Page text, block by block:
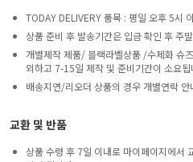
TODAY DELIVERY 품목 : 평일 오후 5시
상품 준비 후 발송기간은 입금 확인 후 주
개별제작 제품/ 블랙라벨상품 /수제화 슈
외하고 7-15일 제작 및 준비기간이 소요됩
배송지연/리오더 상품의 경우 개별연락 안
교환 및 반품
상품 수령 후 7일 이내로 마이페이지에서